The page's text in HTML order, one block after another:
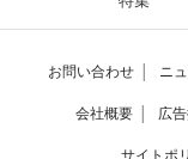
お問い合わせ ニ
会社概要 広